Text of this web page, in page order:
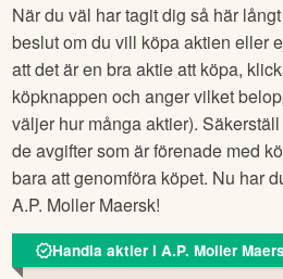
När du väl har tagit dig så här
beslut om du vill köpa aktien eller
att det är en bra aktie att köpa,
köpknappen och anger vilket
väljer hur många aktier).
de avgifter som är förenade med
bara att genomföra köpet. Nu har
A.P. Moller Maersk!
Handla aktier i A.P. Moller